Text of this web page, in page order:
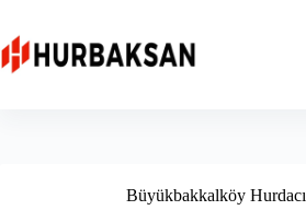
content
Büyükbakkalköy Hurdacı